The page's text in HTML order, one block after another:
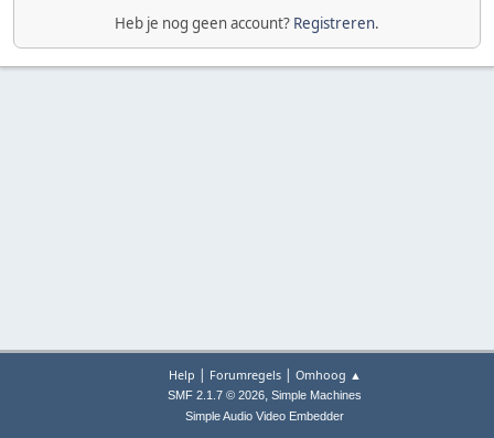
Heb je nog geen account? Registreren.
Help | Forumregels| Omhoog ▲
SMF 2.1.7 © 2026, Simple Machines
Simple Audio Video Embedder